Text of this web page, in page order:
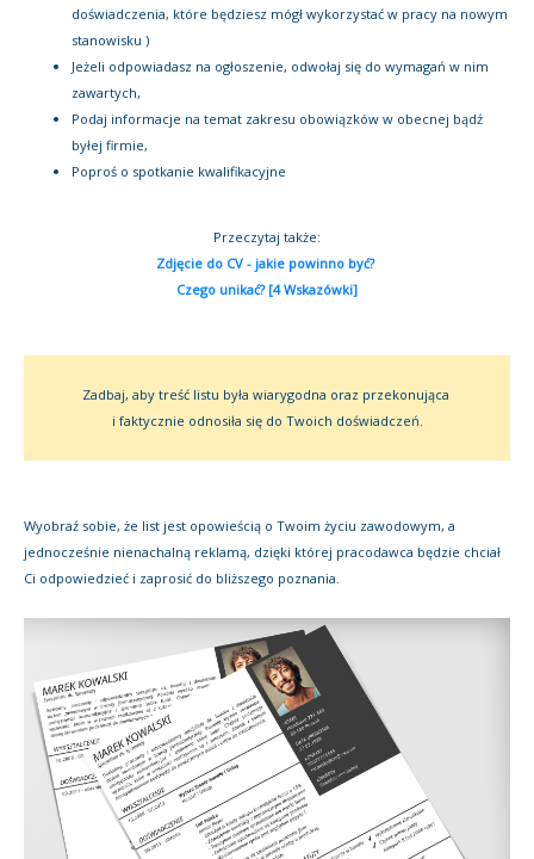
doświadczenia, które będziesz mógł wykorzystać w pracy na nowym
stanowisku )
Jeżeli odpowiadasz na ogłoszenie, odwołaj się do wymagań w nim
zawartych,
Podaj informacje na temat zakresu obowiązków w obecnej bądź
byłej firmie,
Poproś o spotkanie kwalifikacyjne
Przeczytaj także:
Zdjęcie do CV - jakie powinno być?
Czego unikać? [4 Wskazówki]
Zadbaj, aby treść listu była wiarygodna oraz przekonująca
i faktycznie odnosiła się do Twoich doświadczeń.
Wyobraź sobie, że list jest opowieścią o Twoim życiu zawodowym, a
jednocześnie nienachalną reklamą, dzięki której pracodawca będzie chciał
Ci odpowiedzieć i zaprosić do bliższego poznania.